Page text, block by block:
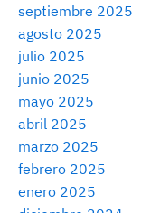
septiembre 2025
agosto 2025
julio 2025
junio 2025
mayo 2025
abril 2025
marzo 2025
febrero 2025
enero 2025